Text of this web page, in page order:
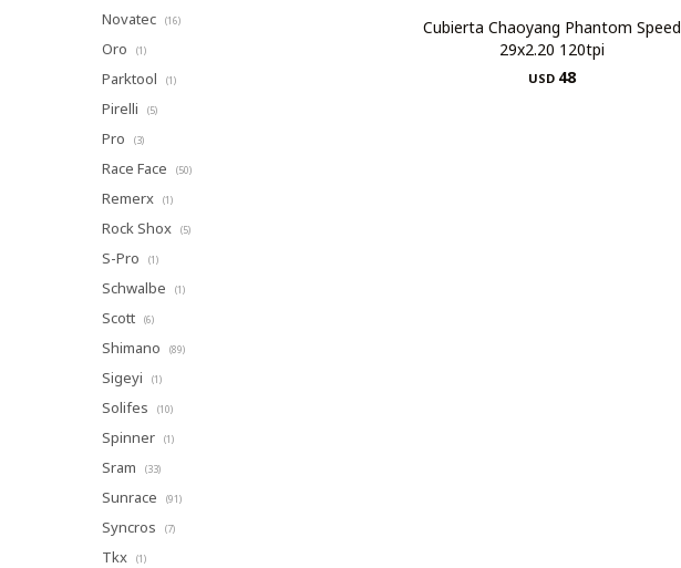
Cubierta Chaoyang Phantom Speed
29x2.20 120tpi
USD 48
Novatec (16)
Oro (1)
Parktool (1)
Pirelli (5)
Pro (3)
Race Face (50)
Remerx (1)
Rock Shox (5)
S-Pro (1)
Schwalbe (1)
Scott (6)
Shimano (89)
Sigeyi (1)
Solifes (10)
Spinner (1)
Sram (33)
Sunrace (91)
Syncros (7)
Tkx (1)